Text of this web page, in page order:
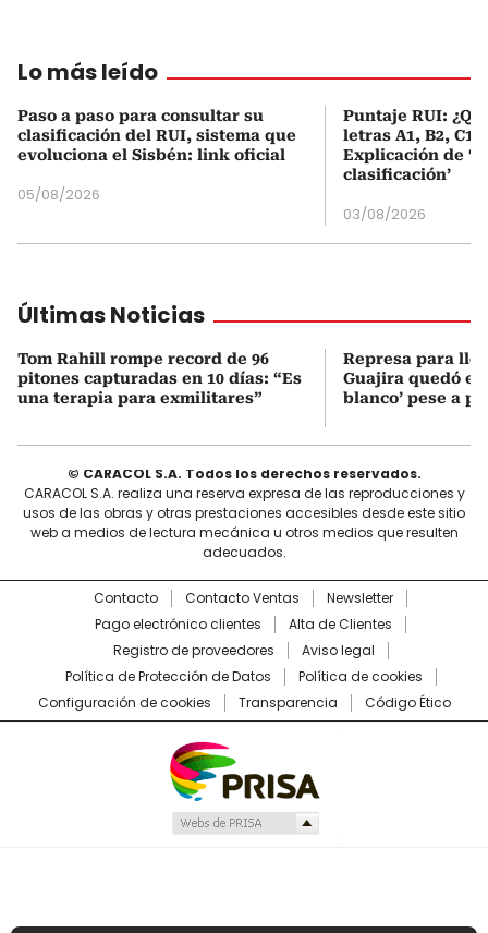
Lo más leído
Paso a paso para consultar su
clasificación del RUI, sistema que
evoluciona el Sisbén: link oficial
05/08/2026
Puntaje RUI:
letras A1, B2, C1
Explicación de
clasificación’
03/08/2026
Últimas Noticias
Tom Rahill rompe record de 96
pitones capturadas en 10 días: “Es
una terapia para exmilitares”
Represa para
Guajira quedó en
blanco’ pese a
© CARACOL S.A. Todos los derechos reservados.
CARACOL S.A. realiza una reserva expresa de las reproducciones y
usos de las obras y otras prestaciones accesibles desde este sitio
web a medios de lectura mecánica u otros medios que resulten
adecuados.
Contacto Contacto Ventas
Newsletter
Pago electrónico clientes
Alta de Clientes
Registro de proveedores
Aviso legal
Política de Protección de Datos
Política de cookies
Configuración de cookies
Transparencia Código Ético